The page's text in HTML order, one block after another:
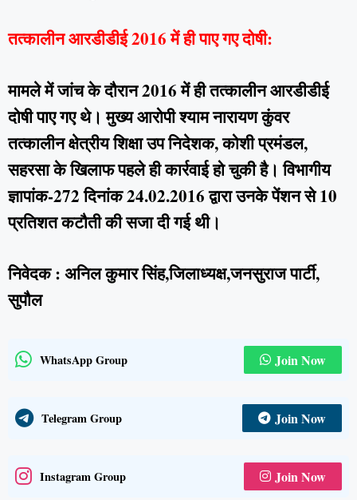
तत्कालीन आरडीडीई 2016 में ही पाए गए दोषी:
मामले में जांच के दौरान 2016 में ही तत्कालीन आरडीडीई
दोषी पाए गए थे। मुख्य आरोपी श्याम नारायण कुंवर
तत्कालीन क्षेत्रीय शिक्षा उप निदेशक, कोशी प्रमंडल,
सहरसा के खिलाफ पहले ही कार्रवाई हो चुकी है। विभागीय
ज्ञापांक-272 दिनांक 24.02.2016 द्वारा उनके पेंशन से 10
प्रतिशत कटौती की सजा दी गई थी।
निवेदक : अनिल कुमार सिंह,जिलाध्यक्ष,जनसुराज पार्टी,
सुपौल
WhatsApp Group Join Now
Telegram Group Join Now
Instagram Group Join Now